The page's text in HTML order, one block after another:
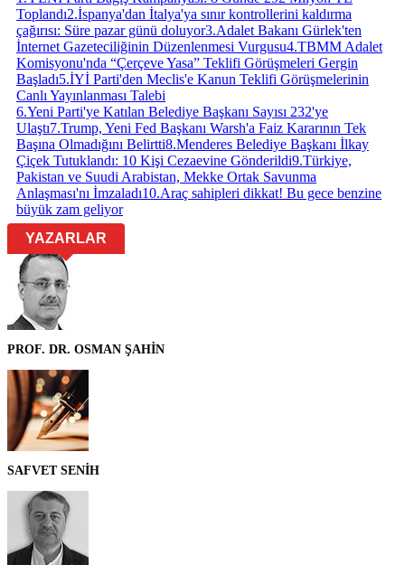
Toplandı2.İspanya'dan İtalya'ya sınır kontrollerini kaldırma
çağırısı: Süre pazar günü doluyor3.Adalet Bakanı Gürlek'ten
İnternet Gazeteciliğinin Düzenlenmesi Vurgusu4.TBMM Adalet
Komisyonu'nda “Çerçeve Yasa” Teklifi Görüşmeleri Gergin
Başladı5.İYİ Parti'den Meclis'e Kanun Teklifi Görüşmelerinin
Canlı Yayınlanması Talebi
6.Yeni Parti'ye Katılan Belediye Başkanı Sayısı 232'ye
Ulaştı7.Trump, Yeni Fed Başkanı Warsh'a Faiz Kararının Tek
Başına Olmadığını Belirtti8.Menderes Belediye Başkanı İlkay
Çiçek Tutuklandı: 10 Kişi Cezaevine Gönderildi9.Türkiye,
Pakistan ve Suudi Arabistan, Mekke Ortak Savunma
Anlaşması'nı İmzaladı10.Araç sahipleri dikkat! Bu gece benzine
büyük zam geliyor
YAZARLAR
PROF. DR. OSMAN ŞAHİN
SAFVET SENİH